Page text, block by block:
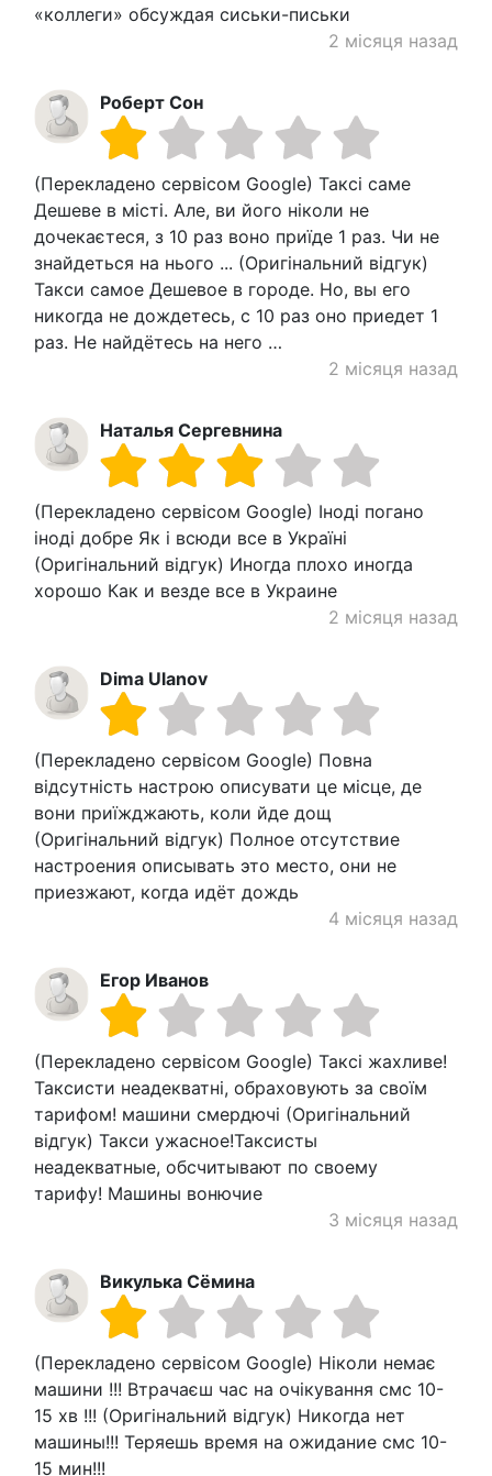
«коллеги» обсуждая сиськи-письки
2 місяця назад
Роберт Сон
(Перекладено сервісом Google) Таксі саме
Дешеве в місті. Але, ви його ніколи не
дочекаєтеся, з 10 раз воно приїде 1 раз. Чи не
знайдеться на нього ... (Оригінальний відгук)
Такси самое Дешевое в городе. Но, вы его
никогда не дождетесь, с 10 раз оно приедет 1
раз. Не найдётесь на него …
2 місяця назад
Наталья Сергевнина
(Перекладено сервісом Google) Іноді погано
іноді добре Як і всюди все в Україні
(Оригінальний відгук) Иногда плохо иногда
хорошо Как и везде все в Украине
2 місяця назад
Dima Ulanov
(Перекладено сервісом Google) Повна
відсутність настрою описувати це місце, де
вони приїжджають, коли йде дощ
(Оригінальний відгук) Полное отсутствие
настроения описывать это место, они не
приезжают, когда идёт дождь
4 місяця назад
Егор Иванов
(Перекладено сервісом Google) Таксі жахливе!
Таксисти неадекватні, обраховують за своїм
тарифом! машини смердючі (Оригінальний
відгук) Такси ужасное!Таксисты
неадекватные, обсчитывают по своему
тарифу! Машины вонючие
3 місяця назад
Викулька Сёмина
(Перекладено сервісом Google) Ніколи немає
машини !!! Втрачаєш час на очікування смс 10-
15 хв !!! (Оригінальний відгук) Никогда нет
машины!!! Теряешь время на ожидание смс 10-
15 мин!!!